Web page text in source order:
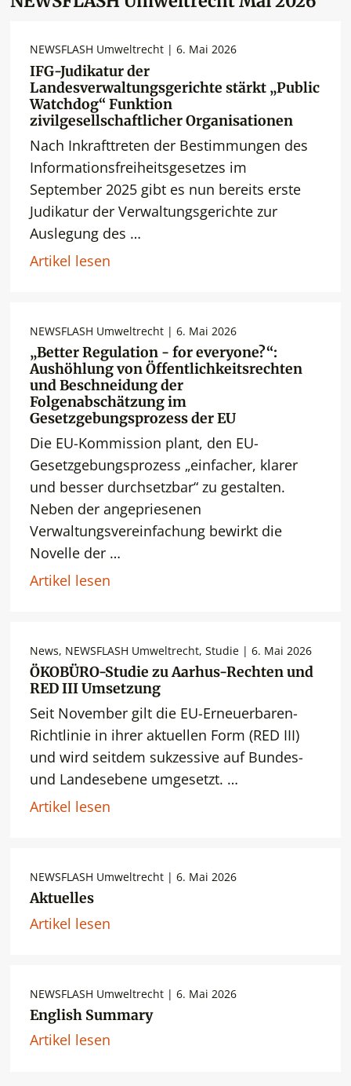
NEWSFLASH Umweltrecht | 6. Mai 2026
IFG-Judikatur der
Landesverwaltungsgerichte stärkt „Public
Watchdog“ Funktion
zivilgesellschaftlicher Organisationen
Nach Inkrafttreten der Bestimmungen des
Informationsfreiheitsgesetzes im
September 2025 gibt es nun bereits erste
Judikatur der Verwaltungsgerichte zur
Auslegung des …
Artikel lesen
NEWSFLASH Umweltrecht | 6. Mai 2026
„Better Regulation - for everyone?“:
Aushöhlung von Öffentlichkeitsrechten
und Beschneidung der
Folgenabschätzung im
Gesetzgebungsprozess der EU
Die EU-Kommission plant, den EU-
Gesetzgebungsprozess „einfacher, klarer
und besser durchsetzbar“ zu gestalten.
Neben der angepriesenen
Verwaltungsvereinfachung bewirkt die
Novelle der …
Artikel lesen
News, NEWSFLASH Umweltrecht, Studie | 6. Mai 2026
ÖKOBÜRO-Studie zu Aarhus-Rechten und
RED III Umsetzung
Seit November gilt die EU-Erneuerbaren-
Richtlinie in ihrer aktuellen Form (RED III)
und wird seitdem sukzessive auf Bundes-
und Landesebene umgesetzt. …
Artikel lesen
NEWSFLASH Umweltrecht | 6. Mai 2026
Aktuelles
Artikel lesen
NEWSFLASH Umweltrecht | 6. Mai 2026
English Summary
Artikel lesen